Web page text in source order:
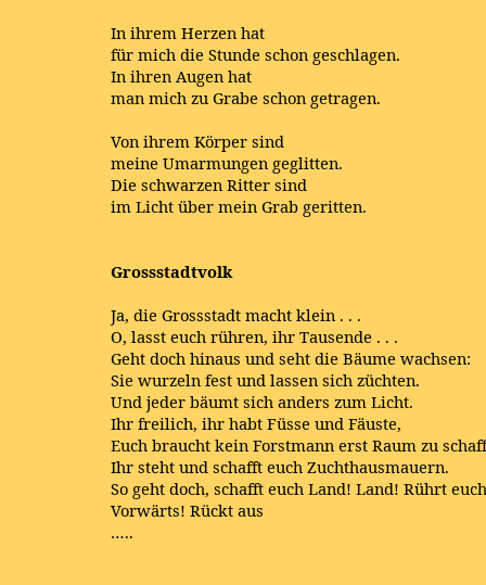
In ihrem Herzen hat
für mich die Stunde schon geschlagen.
In ihren Augen hat
man mich zu Grabe schon getragen.
Von ihrem Körper sind
meine Umarmungen geglitten.
Die schwarzen Ritter sind
im Licht über mein Grab geritten.
Grossstadtvolk
Ja, die Grossstadt macht klein . . .
O, lasst euch rühren, ihr Tausende . . .
Geht doch hinaus und seht die Bäume wachsen:
Sie wurzeln fest und lassen sich züchten.
Und jeder bäumt sich anders zum Licht.
Ihr freilich, ihr habt Füsse und Fäuste,
Euch braucht kein Forstmann erst Raum zu
Ihr steht und schafft euch Zuchthausmauern.
So geht doch, schafft euch Land! Land! Rührt
Vorwärts! Rückt aus
…..